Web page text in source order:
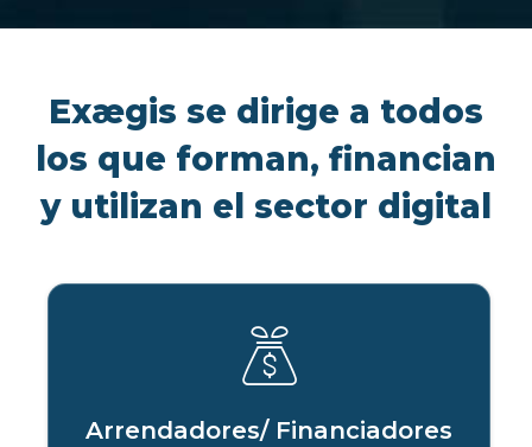
Exægis se dirige a todos
los que forman, financian
y utilizan el sector digital
Arrendadores/ Financiadores